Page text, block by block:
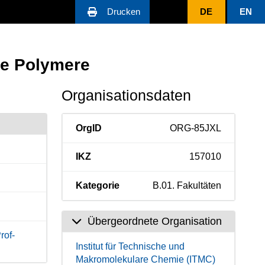
Drucken DE EN
Polymere
Organisationsdaten
OrgID ORG-85JXL
IKZ 157010
Kategorie B.01. Fakultäten
Übergeordnete Organisation
Institut für Technische und
Makromolekulare Chemie (ITMC)